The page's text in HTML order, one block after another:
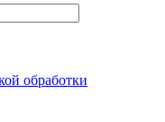
обработки